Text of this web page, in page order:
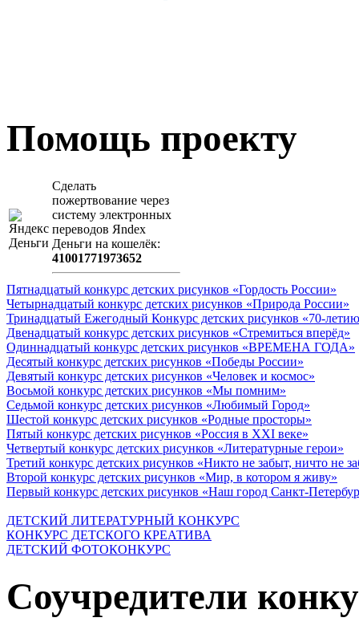
Помощь проекту
Сделать
пожертвование через
систeму элeктронных
пeрeводов Яndex
Деньги на кошeлёк:
41001771973652
Пятнадцатый конкурс детских рисунков «Гордость России»
Четырнадцатый конкурс детских рисунков «Природа России»
Тринадцатый Ежегодный Конкурс детских рисунков «70-
Двенадцатый конкурс детских рисунков «Стремиться вперёд»
Одиннадцатый конкурс детских рисунков «ВРЕМЕНА ГОДА»
Десятый конкурс детских рисунков «Победы России»
Девятый конкурс детских рисунков «Человек и космос»
Восьмой конкурс детских рисунков «Мы помним»
Седьмой конкурс детских рисунков «Любимый Город»
Шестой конкурс детских рисунков «Родные просторы»
Пятый конкурс детских рисунков «Россия в XXI веке»
Четвертый конкурс детских рисунков «Литературные герои»
Третий конкурс детских рисунков «Никто не забыт, ничто не
Второй конкурс детских рисунков «Мир, в котором я живу»
Первый конкурс детских рисунков «Наш город Санкт-
ДЕТСКИЙ ЛИТЕРАТУРНЫЙ КОНКУРС
КОНКУРС ДЕТСКОГО КРЕАТИВА
ДЕТСКИЙ ФОТОКОНКУРС
Соучредители